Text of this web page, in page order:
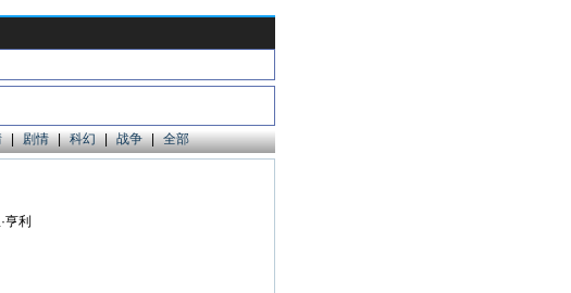
| 剧情 | 科幻 | 战争 | 全部
亨利